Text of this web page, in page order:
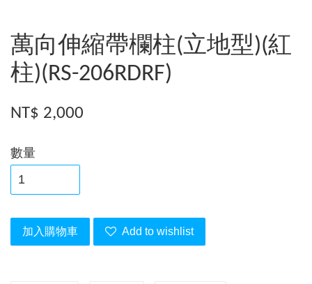
萬向伸縮帶欄柱(立地型)(紅
柱)(RS-206RDRF)
NT$ 2,000
數量
加入購物車 Add to wishlist